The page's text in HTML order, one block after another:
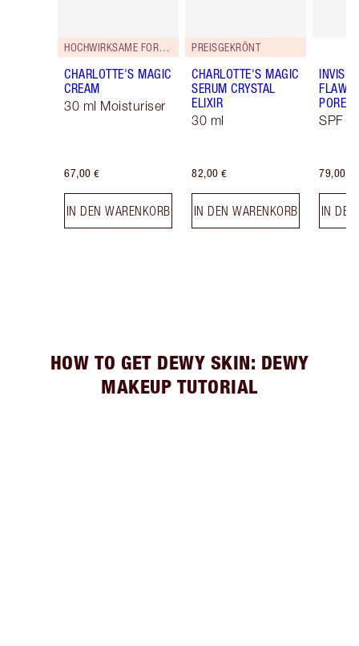
HOCHWIRKSAME FORMEL!
CHARLOTTE'S MAGIC
CREAM
30 ml Moisturiser
67,00 €
IN DEN WARENKORB
PREISGEKRÖNT
CHARLOTTE'S MAGIC
SERUM CRYSTAL
ELIXIR
30 ml
82,00 €
IN DEN WARENKORB
SPF
79,00 €
IN
HOW TO GET DEWY SKIN: DEWY
MAKEUP TUTORIAL